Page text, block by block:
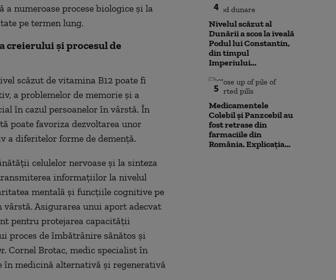
numeroase procese biologice și la
pe termen lung.
creierului și procesul de
scăzut de vitamina B12 poate fi
a problemelor de memorie și a
în cazul persoanelor în vârstă. În
poate favoriza dezvoltarea unor
a diferitelor forme de demență.
celulelor nervoase și la sinteza
informațiilor la nivelul
mentală și funcțiile cognitive pe
Asigurarea unui aport adecvat
pentru protejarea capacității
proces de îmbătrânire sănătos și
Cornel Brotac, medic specialist în
în medicină alternativă și regenerativă
4
Nivelul scăzut al
Dunării a scos la iveală
Podul lui Constantin,
din timpul
Imperiului...
5
Medicamentele
Colebil și Panzcebil au
fost retrase din
farmaciile din
România. Explicația...